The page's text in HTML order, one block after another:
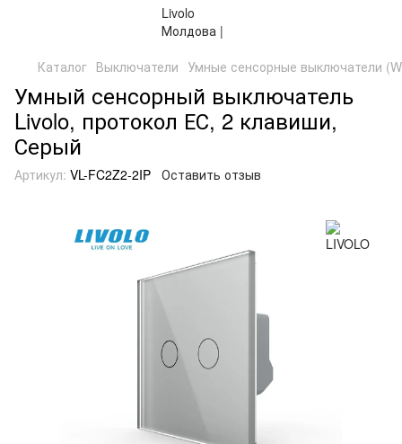
Каталог Выключатели Умные сенсорные выключатели
Умный сенсорный выключатель
Livolo, протокол ЕС, 2 клавиши,
Серый
Артикул: VL-FC2Z2-2IP Оставить отзыв